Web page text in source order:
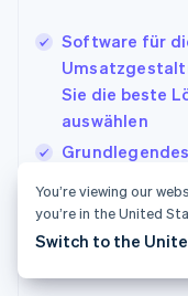
Software für
Sie die beste
auswählen
Unternehmen
müssen
ItalianoEnglish
Japan
日本語 English
EnglishFrançais
Kroatien
Lettland
English
Liechtenstein
Litauen
You’re viewing our
you’re in the United
Switch to the